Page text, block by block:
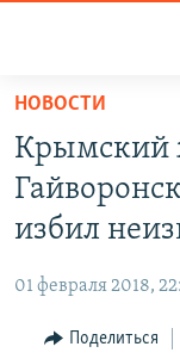
Вернуться
основному
содержанию
Вернутся
главной
навигации
Вернутся
СПЕЦПРОЕКТЫ
ГРУЗ 200
11 ЛЕТ
ВОДА
ЕЩЕ
ИНТЕРАКТИВ
РАДІО СВОБОДА
НОВОСТИ
Крымский
избил
01 февраля 2018,
Поделиться